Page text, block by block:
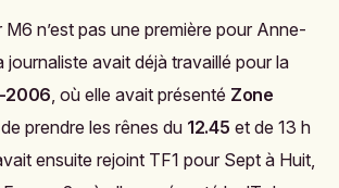
n’est pas une première pour Anne-
journaliste avait déjà travaillé pour la
2006, où elle avait présenté Zone
prendre les rênes du 12.45 et de 13 h
ensuite rejoint TF1 pour Sept à Huit,